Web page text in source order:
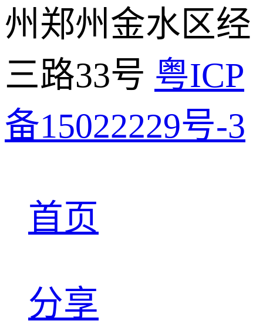
州郑州金水区经
三路33号 粤ICP
备15022229号-3
首页
分享